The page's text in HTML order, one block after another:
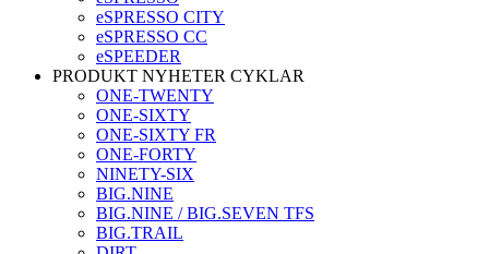
eSPRESSO CITY
eSPRESSO CC
eSPEEDER
PRODUKT NYHETER CYKLAR
ONE-TWENTY
ONE-SIXTY
ONE-SIXTY FR
ONE-FORTY
NINETY-SIX
BIG.NINE
BIG.NINE / BIG.SEVEN TFS
BIG.TRAIL